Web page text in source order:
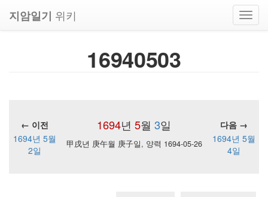
지암일기 위키
16940503
1694년 5월 3일
← 이전
다음 →
1694년 5월
2일
甲戌년 庚午월 庚子일, 양력 1694-05-26
1694년 5월
4일